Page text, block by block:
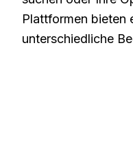
Plattformen bieten
unterschiedliche